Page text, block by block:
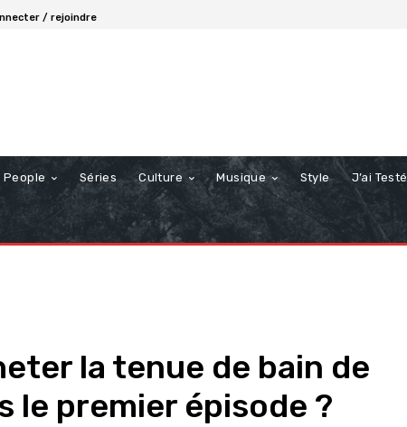
/ rejoindre
People Séries Culture Musique Style J’ai Testé
la tenue de bain de
le premier épisode ?